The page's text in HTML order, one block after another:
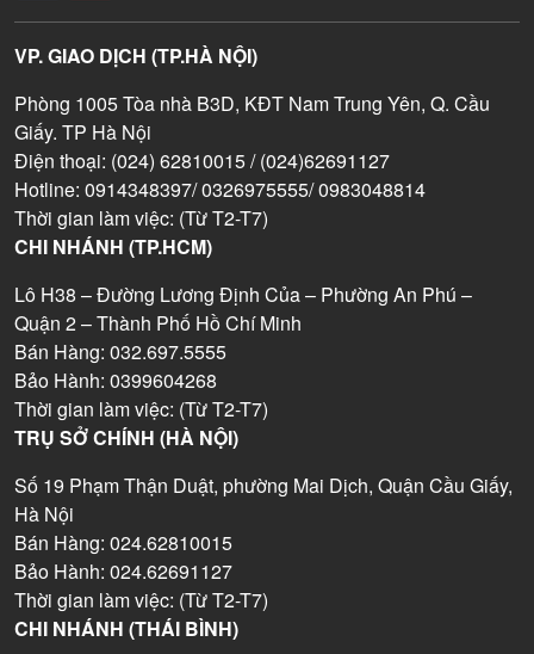
VP. GIAO DỊCH (TP.HÀ NỘI)
Phòng 1005 Tòa nhà B3D, KĐT Nam Trung Yên, Q. Cầu
Giấy. TP Hà Nội
Điện thoại: (024) 62810015 / (024)62691127
Hotline: 0914348397/ 0326975555/ 0983048814
Thời gian làm việc: (Từ T2-T7)
CHI NHÁNH (TP.HCM)
Lô H38 – Đường Lương Định Của – Phường An Phú –
Quận 2 – Thành Phố Hồ Chí Minh
Bán Hàng: 032.697.5555
Bảo Hành: 0399604268
Thời gian làm việc: (Từ T2-T7)
TRỤ SỞ CHÍNH (HÀ NỘI)
Số 19 Phạm Thận Duật, phường Mai Dịch, Quận Cầu Giấy,
Hà Nội
Bán Hàng: 024.62810015
Bảo Hành: 024.62691127
Thời gian làm việc: (Từ T2-T7)
CHI NHÁNH (THÁI BÌNH)